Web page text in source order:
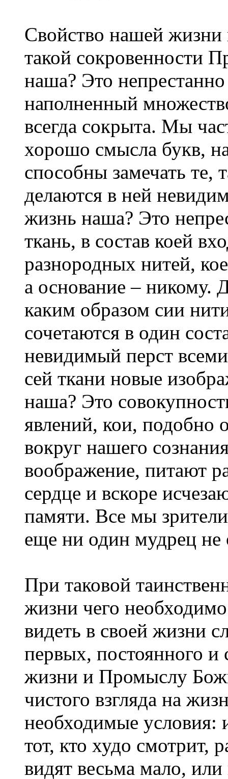
Свойство нашей жизни
такой сокровенности
наша? Это
наполненный
всегда сокрыта. Мы
хорошо смысла букв,
способны замечать те,
делаются в ней
жизнь наша? Это
ткань, в состав коей
разнородных нитей,
а основание – никому.
каким образом сии
сочетаются в один
невидимый перст
сей ткани новые
наша? Это
явлений, кои, подобно
вокруг нашего
воображение, питают
сердце и вскоре
памяти. Все мы
еще ни один мудрец не
При таковой
жизни чего
видеть в своей жизни
первых, постоянного и
жизни и Промыслу
чистого взгляда на
необходимые условия:
тот, кто худо смотрит,
видят весьма мало,